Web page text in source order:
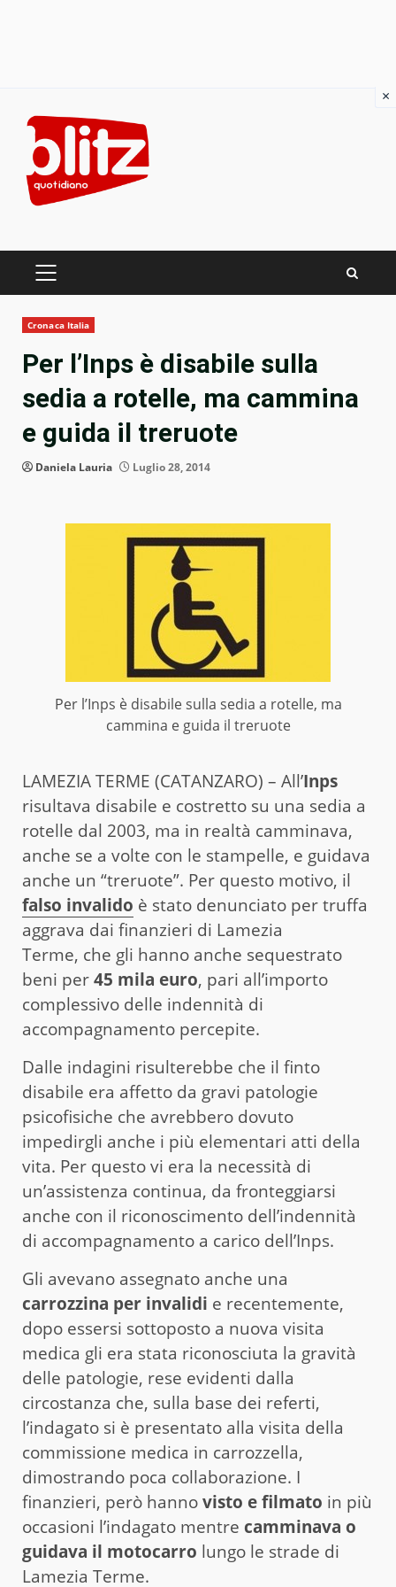
content
PRIMARY
Cronaca Italia
Per l’Inps è disabile sulla
sedia a rotelle, ma cammina
e guida il treruote
Daniela Lauria Luglio 28, 2014
Per l’Inps è disabile sulla sedia a rotelle, ma
cammina e guida il treruote
LAMEZIA TERME (CATANZARO) – All’Inps
risultava disabile e costretto su una sedia a
rotelle dal 2003, ma in realtà camminava,
anche se a volte con le stampelle, e guidava
anche un “treruote”. Per questo motivo, il
falso invalido è stato denunciato per truffa
aggrava dai finanzieri di Lamezia
Terme, che gli hanno anche sequestrato
beni per45 mila euro, pari all’importo
complessivo delle indennità di
accompagnamento percepite.
Dalle indagini risulterebbe che il finto
disabile era affetto da gravi patologie
psicofisiche che avrebbero dovuto
impedirgli anche i più elementari atti della
vita. Per questo vi era la necessità di
un’assistenza continua, da fronteggiarsi
anche con il riconoscimento dell’indennità
di accompagnamento a carico dell’Inps.
Gli avevano assegnato anche una
carrozzina per invalidi e recentemente,
dopo essersi sottoposto a nuova visita
medica gli era stata riconosciuta la gravità
delle patologie, rese evidenti dalla
circostanza che, sulla base dei referti,
l’indagato si è presentato alla visita della
commissione medica in carrozzella,
dimostrando poca collaborazione. I
finanzieri, però hannovisto e filmato in più
occasioni l’indagato mentre camminava o
guidava il motocarro lungo le strade di
Lamezia Terme.
×